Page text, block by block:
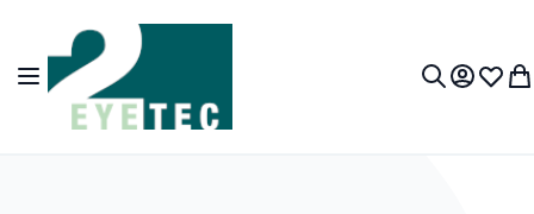
Zum Inhalt springen
Navigation umschalten Mein